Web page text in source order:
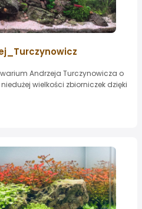
Andrzeja Turczynowicza o
wielkości zbiorniczek dzięki